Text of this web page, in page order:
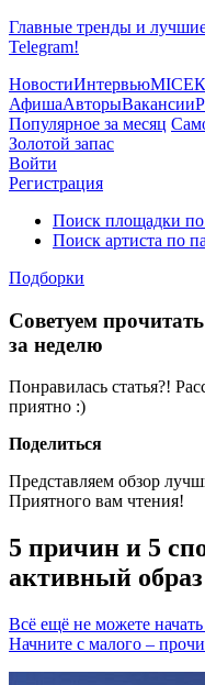
Главные тренды и
Telegram!
НовостиИнтервьюMICE
АфишаАвторыВакансии
Популярное за месяц
Золотой запас
Войти
Регистрация
Поиск площадки по
Поиск артиста по
Подборки
Советуем
за неделю
Понравилась статья?!
приятно :)
Поделиться
Представляем обзор
Приятного вам чтения!
5 причин и 5
активный
Всё ещё не можете
Начните с малого –